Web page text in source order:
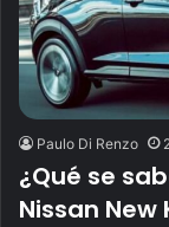
Paulo Di Renzo
¿Qué se
Nissan New